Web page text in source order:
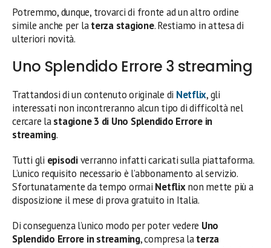
Potremmo, dunque, trovarci di fronte ad un altro ordine
simile anche per laterza stagione. Restiamo in attesa di
ulteriori novità.
Uno Splendido Errore 3 streaming
Trattandosi di un contenuto originale di Netflix, gli
interessati non incontreranno alcun tipo di difficoltà nel
cercare lastagione 3 di Uno Splendido Errore in
streaming.
Tutti gli episodiverranno infatti caricati sulla piattaforma.
L’unico requisito necessario è l’abbonamento al servizio.
Sfortunatamente da tempo ormai Netflixnon mette più a
disposizione il mese di prova gratuito in Italia.
Di conseguenza l’unico modo per poter vedere Uno
Splendido Errore in streaming, compresa laterza